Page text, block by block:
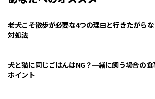
老犬こそ散歩が必要な4つの理由と行きたがら
対処法
犬と猫に同じごはんはNG？一緒に飼う場合の食
ポイント